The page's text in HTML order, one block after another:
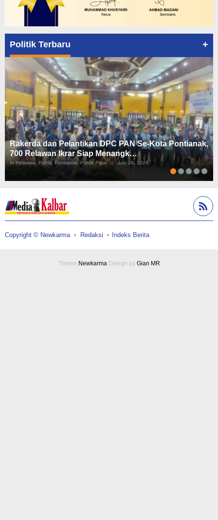
Politik Terbaru +
Rakerda dan Pelantikan DPC PAN Se-Kota Pontianak,
700 Relawan Ikrar Siap Menangk…
In Peristiwa, Politik, Pontianak, Publik Figur July 29, 2026
Copyright © Newkarma Redaksi Indeks Berita
Theme NewkarmaDesign by Gian MR